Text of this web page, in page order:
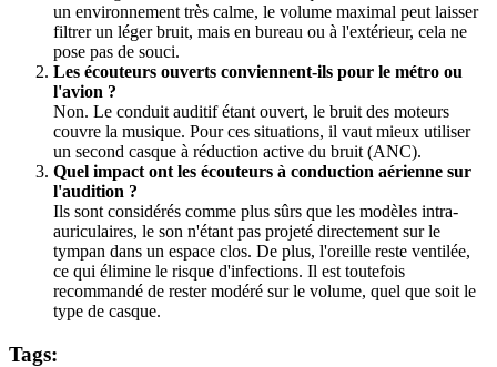
un environnement très calme, le volume maximal peut laisser
filtrer un léger bruit, mais en bureau ou à l'extérieur, cela ne
pose pas de souci.
Les écouteurs ouverts conviennent-ils pour le métro ou
l'avion ?
Non. Le conduit auditif étant ouvert, le bruit des moteurs
couvre la musique. Pour ces situations, il vaut mieux utiliser
un second casque à réduction active du bruit (ANC).
Quel impact ont les écouteurs à conduction aérienne sur
l'audition ?
Ils sont considérés comme plus sûrs que les modèles intra-
auriculaires, le son n'étant pas projeté directement sur le
tympan dans un espace clos. De plus, l'oreille reste ventilée,
ce qui élimine le risque d'infections. Il est toutefois
recommandé de rester modéré sur le volume, quel que soit le
type de casque.
Tags: